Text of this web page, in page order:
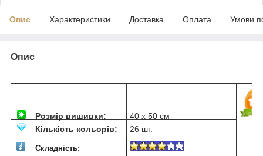
Опис Характеристики Доставка Оплата Умови
Опис
Розмір вишивки:
40 х 50 см
Кількість кольорів:
26 шт.
Складність: